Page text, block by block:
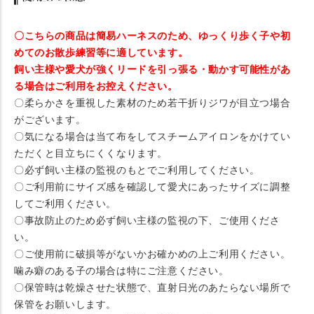
〇こちらの商品は簡易ハーネスのため、ゆっくり歩く子や初
めてのお散歩練習等に適しています。
飼い主様や愛犬が強くリードを引っ張る・動かす可能性があ
る場合はご利用をお控えください。
〇柔らかさを重視した素材のため若干折りジワが目立つ場合
がございます。
〇気になる場合は当て布をしてスチームアイロンをかけてい
ただくと目立ちにくくなります。
〇必ず飼い主様の監視のもとでご利用してください。
〇ご利用前にサイズ感を確認して愛犬にあったサイズに調整
してご利用ください。
〇事故防止のため必ず飼い主様の監視の下、ご使用くださ
い。
〇ご使用前に破損等がないかお確かめの上ご利用ください。
噛み癖のある子の場合は特にご注意ください。
〇保管時は乾燥させた状態で、直射日光のあたらない場所で
保管をお願いします。